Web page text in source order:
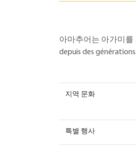
아마추어는 아가미를
depuis des
지역 문화
특별 행사